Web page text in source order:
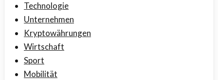
Technologie
Unternehmen
Kryptowährungen
Wirtschaft
Sport
Mobilität